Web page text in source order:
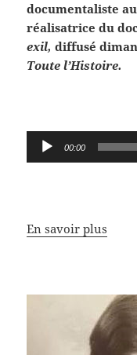
documentaliste
réalisatrice du
exil,diffusé
Toute l’Histoire.
Lecteur
audio
00:00
En savoir plus